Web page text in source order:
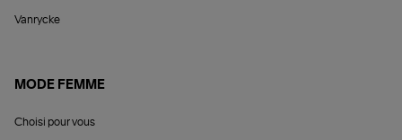
Vanrycke
MODE FEMME
Choisi pour vous